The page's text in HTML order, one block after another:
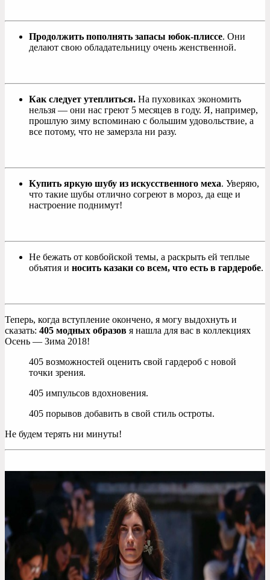
Продолжить пополнять запасы юбок-плиссе. Они
делают свою обладательницу очень женственной.
Как следует утеплиться. На пуховиках экономить
нельзя — они нас греют 5 месяцев в году. Я, например,
прошлую зиму вспоминаю с большим удовольствие, а
все потому, что не замерзла ни разу.
Купить яркую шубу из искусственного меха. Уверяю,
что такие шубы отлично согреют в мороз, да еще и
настроение поднимут!
Не бежать от ковбойской темы, а раскрыть ей теплые
объятия и носить казаки со всем, что есть в гардеробе.
Теперь, когда вступление окончено, я могу выдохнуть и
сказать: 405 модных образов я нашла для вас в коллекциях
Осень — Зима 2018!
405 возможностей оценить свой гардероб с новой
точки зрения.
405 импульсов вдохновения.
405 порывов добавить в свой стиль остроты.
Не будем терять ни минуты!